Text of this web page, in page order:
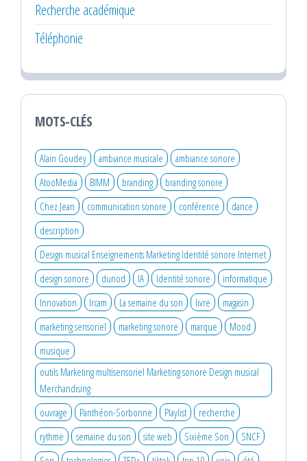
Recherche académique
Téléphonie
MOTS-CLÉS
Alain Goudey ambiance musicale
ambiance sonore
AtooMedia
BIMM branding
branding sonore
Chez Jean
communication sonore conférence
dance
description
Design musical Enseignements Marketing Identité sonore Internet
design sonore
dunod IA Identité sonore
informatique
Innovation
Ircam La semaine du son livre
magasin
marketing sensoriel
marketing sonore marque
Mood
musique
outils Marketing multisensoriel Marketing sonore Design musical
Merchandising
ouvrage
Panthéon-Sorbonne Playlist
recherche
rythme
semaine du son site web Sixième Son
SNCF